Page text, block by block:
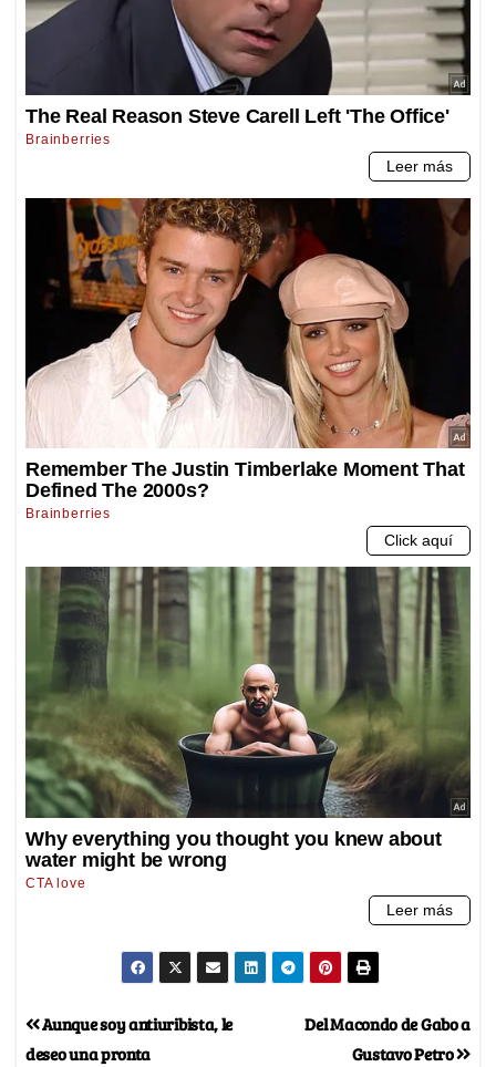
Del Macondo de Gabo a
Gustavo Petro
Aunque soy antiuribista, le
deseo una pronta